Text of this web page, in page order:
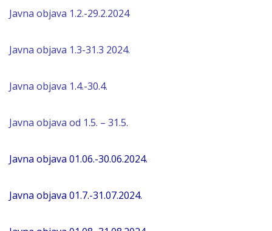
Javna objava 1.2.-29.2.2024
Javna objava 1.3-31.3 2024.
Javna objava 1.4.-30.4.
Javna objava od 1.5. – 31.5.
Javna objava 01.06.-30.06.2024.
Javna objava 01.7.-31.07.2024.